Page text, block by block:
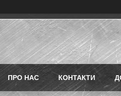
ПРО НАС КОНТАКТИ